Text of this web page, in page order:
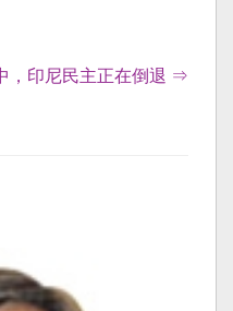
，印尼民主正在倒退 ⇒